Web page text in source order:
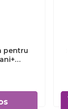
pentru